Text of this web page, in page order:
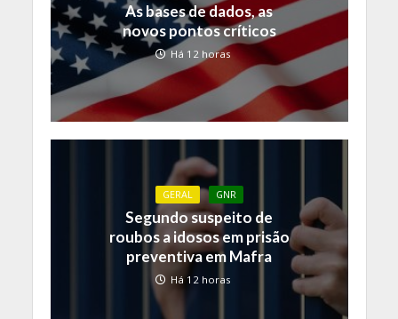
As bases de dados, as
novos pontos críticos
Há 12 horas
GERAL GNR
Segundo suspeito de
roubos a idosos em prisão
preventiva em Mafra
Há 12 horas